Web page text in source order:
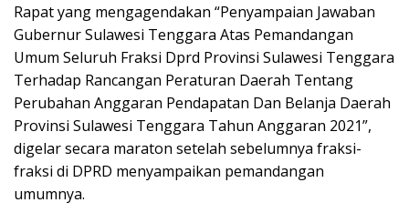
Rapat yang mengagendakan “Penyampaian Jawaban
Gubernur Sulawesi Tenggara Atas Pemandangan
Umum Seluruh Fraksi Dprd Provinsi Sulawesi Tenggara
Terhadap Rancangan Peraturan Daerah Tentang
Perubahan Anggaran Pendapatan Dan Belanja Daerah
Provinsi Sulawesi Tenggara Tahun Anggaran 2021”,
digelar secara maraton setelah sebelumnya fraksi-
fraksi di DPRD menyampaikan pemandangan
umumnya.